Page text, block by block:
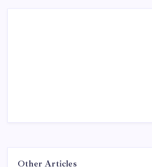
Other Articles